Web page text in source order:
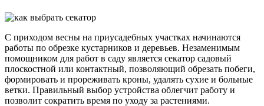
С приходом весны на приусадебных участках начинаются
работы по обрезке кустарников и деревьев. Незаменимым
помощником для работ в саду является секатор садовый
плоскостной или контактный, позволяющий обрезать побеги,
формировать и прореживать кроны, удалять сухие и больные
ветки. Правильный выбор устройства облегчит работу и
позволит сократить время по уходу за растениями.